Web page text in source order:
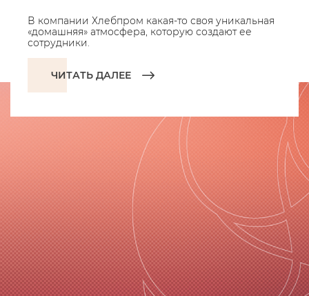
В компании Хлебпром какая-то своя уникальная
«домашняя» атмосфера, которую создают ее
сотрудники.
ЧИТАТЬ ДАЛЕЕ